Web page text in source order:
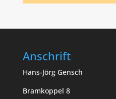
Anschrift
Hans-Jörg Gensch
Bramkoppel 8